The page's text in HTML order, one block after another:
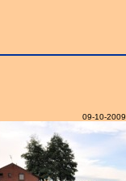
09-10-2009